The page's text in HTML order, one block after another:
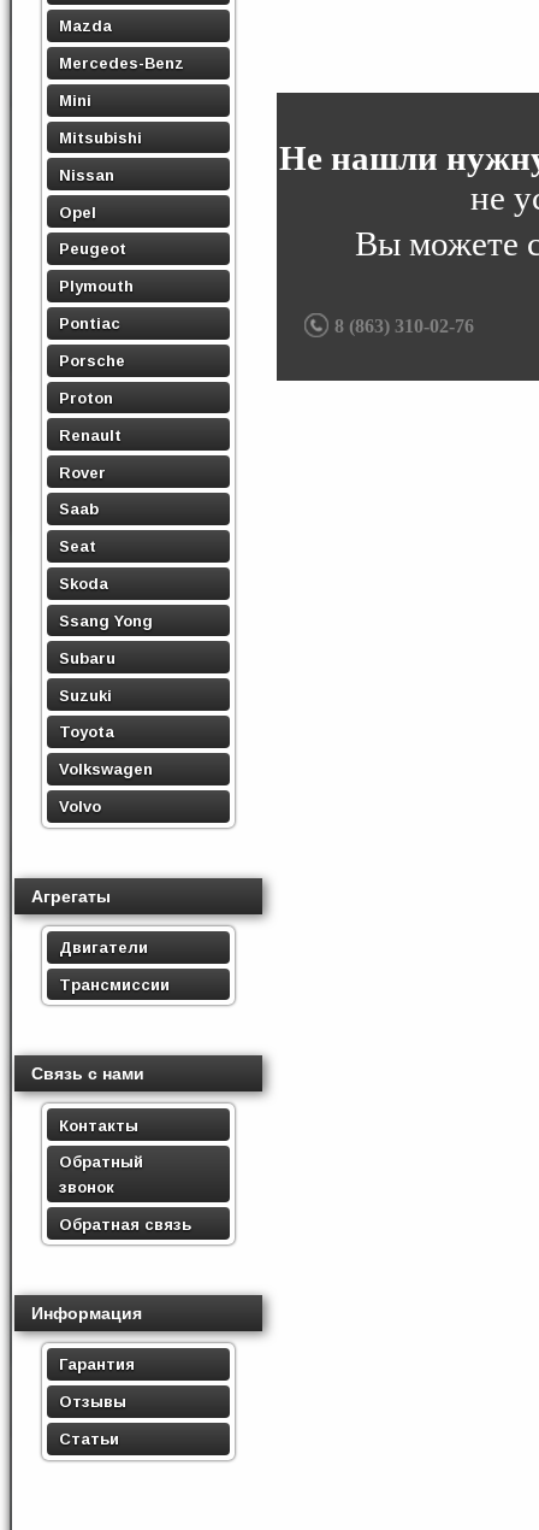
Mazda
Mercedes-Benz
Mini
Mitsubishi
Nissan
Opel
Peugeot
Plymouth
Pontiac
Porsche
Proton
Renault
Rover
Saab
Seat
Skoda
Ssang Yong
Subaru
Suzuki
Toyota
Volkswagen
Volvo
Агрегаты
Двигатели
Трансмиссии
Связь с нами
Контакты
Обратный
звонок
Обратная связь
Информация
Гарантия
Отзывы
Статьи
Не нашли
не
Вы можете
8 (863) 310-02-76